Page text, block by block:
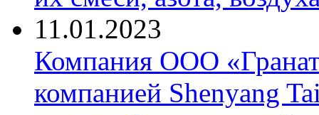
11.01.2023
Компания ООО
компанией Shenyang